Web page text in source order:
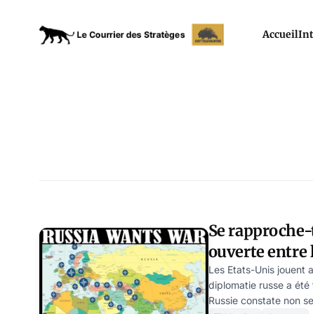
Accueil
Se
ouverte entre
Russie?
Les Etats-Unis jouent
diplomatie russe a
Russie constate non